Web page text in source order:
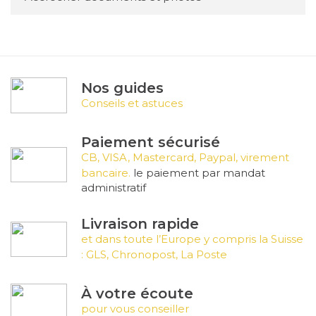
Nos guides
Conseils et astuces
Paiement sécurisé
CB, VISA, Mastercard, Paypal, virement
bancaire. le paiement par mandat
administratif
Livraison rapide
et dans toute l’Europe y compris la Suisse
: GLS, Chronopost, La Poste
À votre écoute
pour vous conseiller